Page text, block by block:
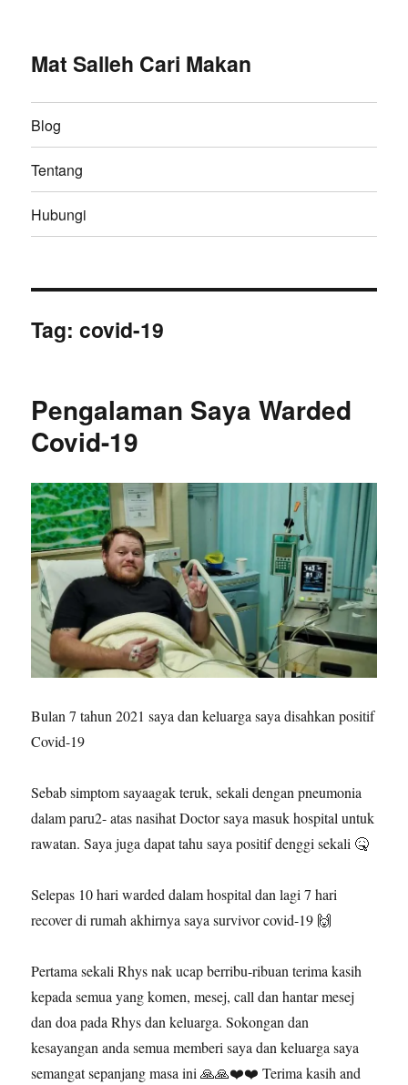
Mat Salleh Cari Makan
Blog
Tentang
Hubungi
Tag:covid-19
Pengalaman Saya Warded
Covid-19
Bulan 7 tahun 2021 saya dan keluarga saya disahkan positif
Covid-19
Sebab simptom sayaagak teruk, sekali dengan pneumonia
dalam paru2- atas nasihat Doctor saya masuk hospital untuk
rawatan. Saya juga dapat tahu saya positif denggi sekali 🤒
Selepas 10 hari warded dalam hospital dan lagi 7 hari
recover di rumah akhirnya saya survivor covid-19 🙌
Pertama sekali Rhys nak ucap berribu-ribuan terima kasih
kepada semua yang komen, mesej, call dan hantar mesej
dan doa pada Rhys dan keluarga. Sokongan dan
kesayangan anda semua memberi saya dan keluarga saya
semangat sepanjang masa ini 🙏🙏❤️❤️ Terima kasih and